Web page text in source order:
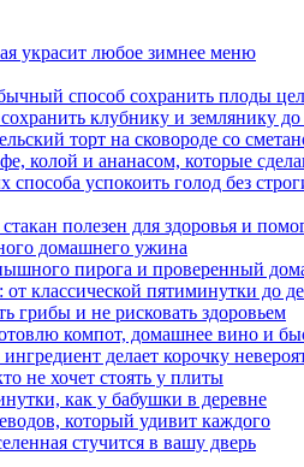
украсит любое зимнее меню
способ сохранить плоды
клубнику и землянику
торт на сковороде со
колой и ананасом, которые
успокоить голод без
полезен для здоровья и
домашнего ужина
пирога и проверенный
классической пятиминутки до
грибы и не рисковать здоровьем
компот, домашнее вино и
делает корочку
не хочет стоять у плиты
как у бабушки в деревне
который удивит каждого
стучится в вашу дверь